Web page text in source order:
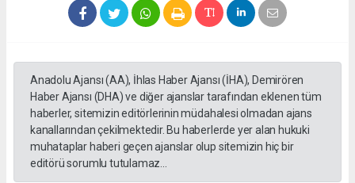
Anadolu Ajansı (AA), İhlas Haber Ajansı (İHA), Demirören
Haber Ajansı (DHA) ve diğer ajanslar tarafından eklenen tüm
haberler, sitemizin editörlerinin müdahalesi olmadan ajans
kanallarından çekilmektedir. Bu haberlerde yer alan hukuki
muhataplar haberi geçen ajanslar olup sitemizin hiç bir
editörü sorumlu tutulamaz...